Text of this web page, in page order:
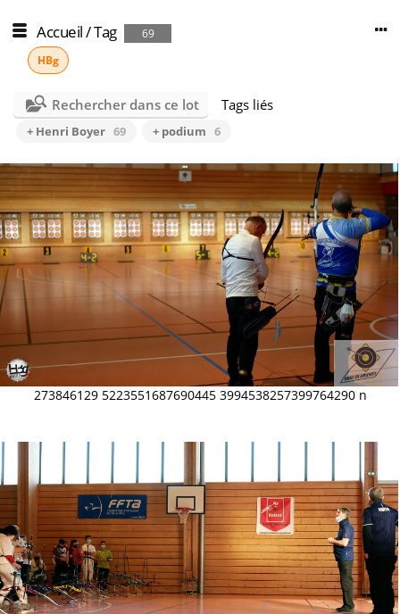
Accueil/Tag
69
HBg
Rechercher dans ce lot Tags liés
+ Henri Boyer 69 + podium 6
273846129 5223551687690445 3994538257399764290 n